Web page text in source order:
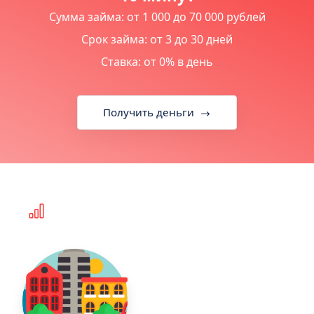
Сумма займа: от 1 000 до 70 000 рублей
Срок займа: от 3 до 30 дней
Ставка: от 0% в день
Получить деньги